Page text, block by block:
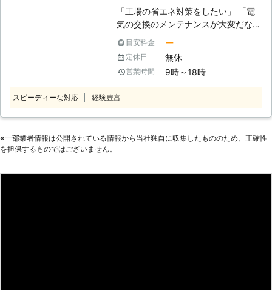
カットが見込めます。 ④(一社)日本
照明工業会加盟の国内メーカーのLED
器具のトラブルを避けるため、選定商
品を吟味しております。取り扱う設置
品は全て国産メーカー品で、お客様に
質なLED照明器具をご提供致しており
不具合の交換は無償対応！（※弊社提
に駆け付け責任をもって対応いたしま
がありますよね。弊社は、最長で10
年間の保証をお付けしております。
万が一、保証期間内にLEDが切れてし
まったときは、無償で交換することが
可能です。 もしも「施工後間もない
のにLEDが切れてしまったときはどう
弊社にLED工事をご依頼ください。
もお得になるんです！ ●LED工事は自
分でやるのは難しい… しかし、LED工
事は、自分でおこなうのはとても難し
いです。蛍光灯をLEDにする工事をす
る場合、ただ蛍光灯を変えるだけでは
なく安定器という電流が流れすぎない
ようにするための部品を取り外さなく
のLED照明を直接照明につなげる配線
こなえません。 弊社では第一種電気
「工場の省エネ対策をしたい」 「電
気の交換のメンテナンスが大変だな
ぁ」 「蛍光灯器具の生産がなくなっ
てきたからどうしよう」 このような
ときには大晴電工にお任せください。
当店は長野県長野市を拠点にし、近隣
事を承っています。ビルやオフィス・
らお気軽にご相談ください。 ●LEDは
は、白熱電球に比べると消費電力は5
目安料金 ー
定休日 無休
営業時間 9時～18時
スピーディーな対応 経験豊富
※⼀部業者情報は公開されている情報から当社独⾃に収集したもののため、正確性
を担保するものではございません。